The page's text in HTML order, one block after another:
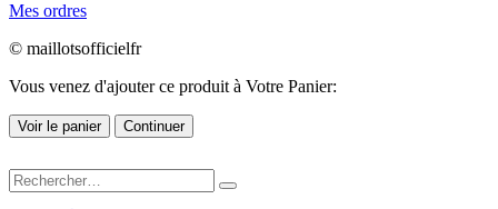
Mes ordres
© maillotsofficielfr
Vous venez d'ajouter ce produit à Votre Panier:
Voir le panier Continuer